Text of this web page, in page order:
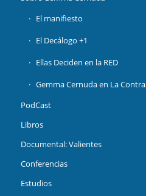
El manifiesto
El Decálogo +1
Ellas Deciden en la RED
Gemma Cernuda en La Contra
PodCast
Libros
Documental: Valientes
Conferencias
Estudios